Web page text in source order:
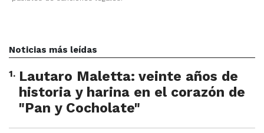
Noticias más leídas
1. Lautaro Maletta: veinte años de
historia y harina en el corazón de
"Pan y Cocholate"